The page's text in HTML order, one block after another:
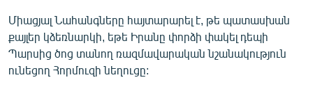
ՏՆՏԵՍՈՒԹՅՈՒՆ
ՂԱՐԱԲԱՂ
ՊԱՏԵՐԱԶՄԻ 6 ՇԱԲԱԹՆԵՐԸ
Միացյալ Նահանգները հայտարարել է, թե պատասխան
քայլեր կձեռնարկի, եթե Իրանը փորձի փակել դեպի
Պարսից ծոց տանող ռազմավարական նշանակություն
ունեցող Հորմուզի նեղուցը: